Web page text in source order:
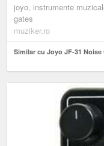
joyo, instrumente
gates
muziker.ro
Similar cu Joyo JF-31